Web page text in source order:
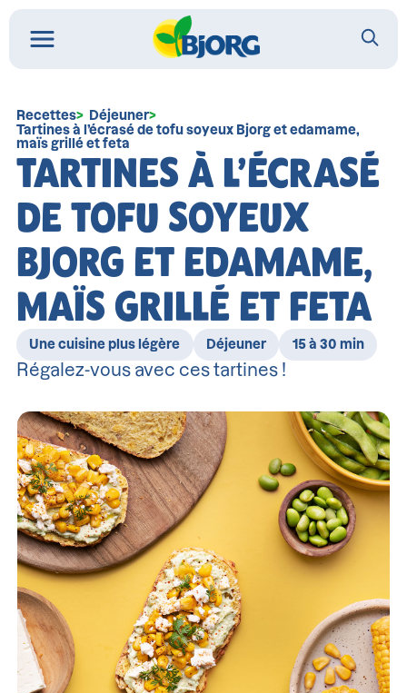
Recettes
Déjeuner
Tartines à l’écrasé de tofu soyeux Bjorg et edamame,
maïs grillé et feta
TARTINES À L’ÉCRASÉ
DE TOFU SOYEUX
BJORG ET EDAMAME,
MAÏS GRILLÉ ET FETA
Une cuisine plus légère Déjeuner 15 à 30 min
Régalez-vous avec ces tartines !